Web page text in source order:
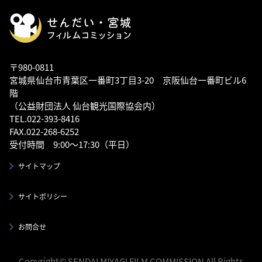
〒980-0811
宮城県仙台市青葉区一番町3丁目3-20 京阪仙台一番町ビル6
階
（公益財団法人 仙台観光国際協会内）
TEL.022-393-8416
FAX.022-268-6252
受付時間 9:00～17:30（平日）
サイトマップ
サイトポリシー
お問合せ